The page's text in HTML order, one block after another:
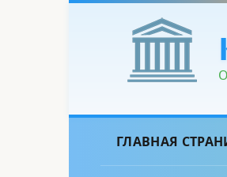
ГЛАВНАЯ